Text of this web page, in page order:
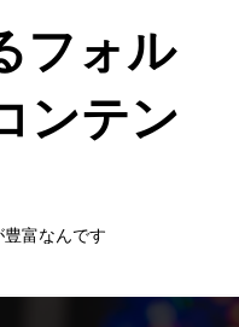
フォル
ンテン
富なんです